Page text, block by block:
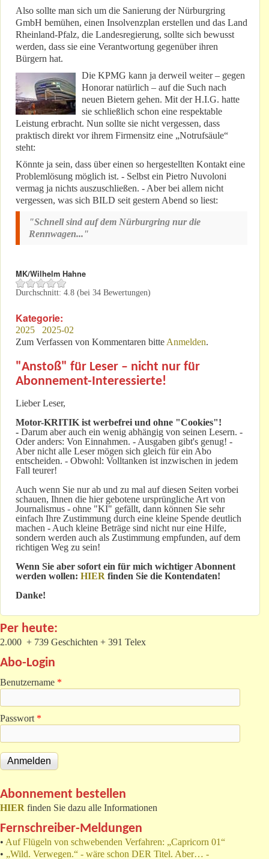
Also sollte man sich um die Sanierung der Nürburgring
GmbH bemühen, einen Insolvenzplan erstellen und das Land
Rheinland-Pfalz, die Landesregierung, sollte sich bewusst
werden, dass sie eine Verantwortung gegenüber ihren
Bürgern hat.
Die KPMG kann ja derweil weiter – gegen
Honorar natürlich – auf die Such nach
neuen Bietern gehen. Mit der H.I.G. hatte
sie schließlich schon eine respektable
Leistung erbracht. Nun sollte sie nicht vergessen, dass
praktisch direkt vor ihrem Firmensitz eine „Notrufsäule“
steht:
Könnte ja sein, dass über einen so hergestellten Kontakt eine
Problemlösung möglich ist. - Selbst ein Pietro Nuvoloni
vermag ja nichts auszuschließen. - Aber bei allem nicht
vergessen, was sich BILD seit gestern Abend so liest:
"Schnell sind auf dem Nürburgring nur die
Rennwagen..."
MK/Wilhelm Hahne
Durchschnitt: 4.8 (bei 34 Bewertungen)
Kategorie:
2025
2025-02
Zum Verfassen von Kommentaren bitte Anmelden.
"Anstoß" für Leser – nicht nur für
Abonnement-Interessierte!
Lieber Leser,
Motor-KRITIK ist werbefrei und ohne "Cookies"!
- Darum aber auch ein wenig abhängig von seinen Lesern. -
Oder anders: Von Einnahmen. - Ausgaben gibt's genug! -
Aber nicht alle Leser mögen sich gleich für ein Abo
entscheiden. - Obwohl: Volltanken ist inzwischen in jedem
Fall teurer!
Auch wenn Sie nur ab und zu mal auf diesen Seiten vorbei
schauen, Ihnen die hier gebotene ursprüngliche Art von
Journalismus - ohne "KI" gefällt, dann können Sie sehr
einfach Ihre Zustimmung durch eine kleine Spende deutlich
machen - Auch kleine Beträge sind nicht nur eine Hilfe,
sondern werden auch als Zustimmung empfunden, auf dem
richtigen Weg zu sein!
Wenn Sie aber sofort ein für mich wichtiger Abonnent
werden wollen: HIER finden Sie die Kontendaten!
Danke!
Per heute:
2.000 + 739 Geschichten + 391 Telex
Abo-Login
Benutzername *
Passwort *
Abonnement bestellen
HIER finden Sie dazu alle Informationen
Fernschreiber-Meldungen
• Auf Flügeln von schwebenden Verfahren: „Capricorn 01“
• „Wild. Verwegen.“ - wäre schon DER Titel. Aber… -